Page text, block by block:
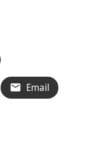
Email